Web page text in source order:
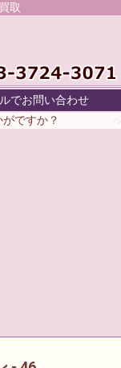
取
でお問い合わせ
がですか？